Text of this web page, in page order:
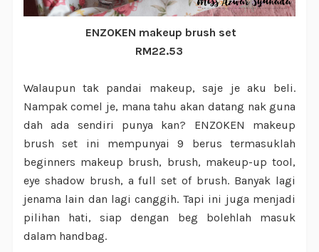
ENZOKEN makeup brush set
RM22.53
Walaupun tak pandai makeup, saje je aku beli.
Nampak comel je, mana tahu akan datang nak guna
dah ada sendiri punya kan? ENZOKEN makeup
brush set ini mempunyai 9 berus termasuklah
beginners makeup brush, brush, makeup-up tool,
eye shadow brush, a full set of brush. Banyak lagi
jenama lain dan lagi canggih. Tapi ini juga menjadi
pilihan hati, siap dengan beg bolehlah masuk
dalam handbag.